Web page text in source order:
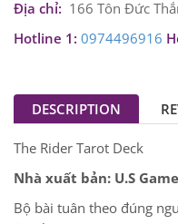
Địa chỉ: 166 Tôn Đức
Hotline 1: 0974496916
DESCRIPTION
The Rider Tarot Deck
Nhà xuất bản: U.S
Bộ bài tuân theo đúng